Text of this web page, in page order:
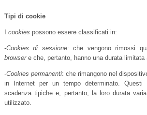
Tipi di cookie
cookies possono essere classificati in:
-Cookies di sessione: che vengono rimossi
browsere che, pertanto, hanno una durata limitata
-Cookies permanenti: che rimangono nel
in Internet per un tempo determinato. Questi
scadenza tipiche e, pertanto, la loro durata
utilizzato.